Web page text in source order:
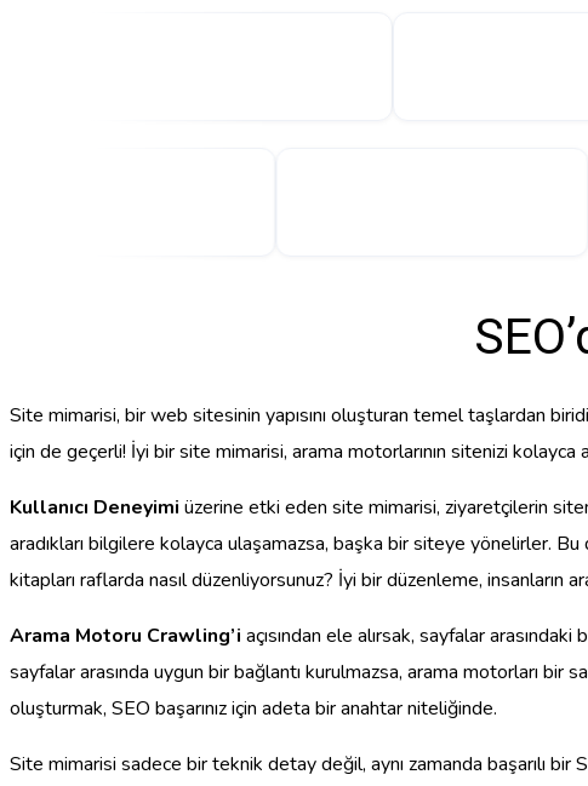
Site mimarisi, bir web sitesinin yapısını oluşturan temel taşlardan
için de geçerli! İyi bir site mimarisi, arama motorlarının sitenizi
Kullanıcı Deneyimi üzerine etki eden site mimarisi, ziyaretçilerin
aradıkları bilgilere kolayca ulaşamazsa, başka bir siteye yönelirler. Bu
kitapları raflarda nasıl düzenliyorsunuz? İyi bir düzenleme, insanların
Arama Motoru Crawling’i açısından ele alırsak, sayfalar
sayfalar arasında uygun bir bağlantı kurulmazsa, arama motorları bir
oluşturmak, SEO başarınız için adeta bir anahtar niteliğinde.
Site mimarisi sadece bir teknik detay değil, aynı zamanda başarılı